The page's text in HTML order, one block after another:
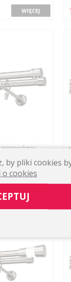
WIĘCEJ
ścienny
by pliki cookies
o cookies